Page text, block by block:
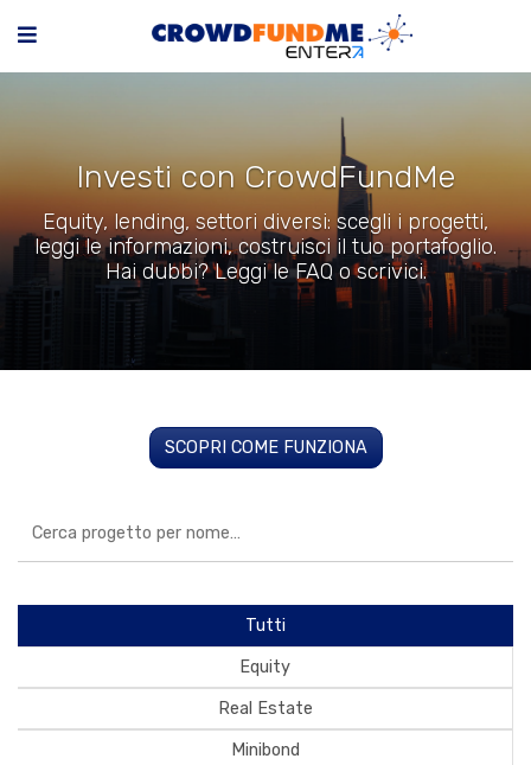
Investi con CrowdFundMe
Equity, lending, settori diversi: scegli i progetti,
leggi le informazioni, costruisci il tuo portafoglio.
Hai dubbi? Leggi le FAQ o scrivici.
SCOPRI COME FUNZIONA
Tutti
Equity
Real Estate
Minibond